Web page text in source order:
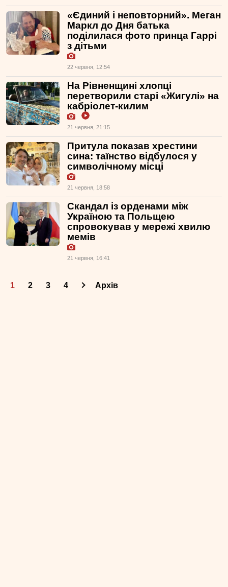
«Єдиний і неповторний». Меган
Маркл до Дня батька
поділилася фото принца Гаррі
з дітьми
22 червня, 12:54
На Рівненщині хлопці
перетворили старі «Жигулі» на
кабріолет-килим
21 червня, 21:15
Притула показав хрестини
сина: таїнство відбулося у
символічному місці
21 червня, 18:58
Скандал із орденами між
Україною та Польщею
спровокував у мережі хвилю
мемів
21 червня, 16:41
1 2 3 4 Архів